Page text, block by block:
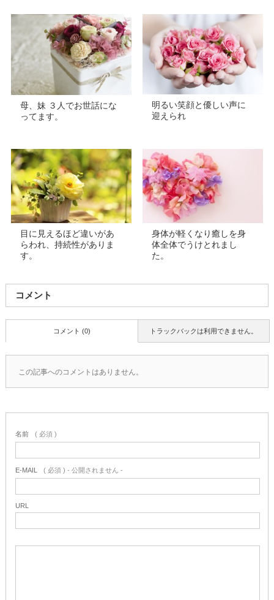
母、妹 ３人でお世話にな
ってます。
明るい笑顔と優しい声に
迎えられ
目に見えるほど違いがあ
らわれ、持続性がありま
す。
身体が軽くなり癒しを身
体全体でうけとれまし
た。
コメント
トラックバックは利用できません。
コメント (0)
この記事へのコメントはありません。
名前 ( 必須 )
E-MAIL ( 必須 ) - 公開されません -
URL